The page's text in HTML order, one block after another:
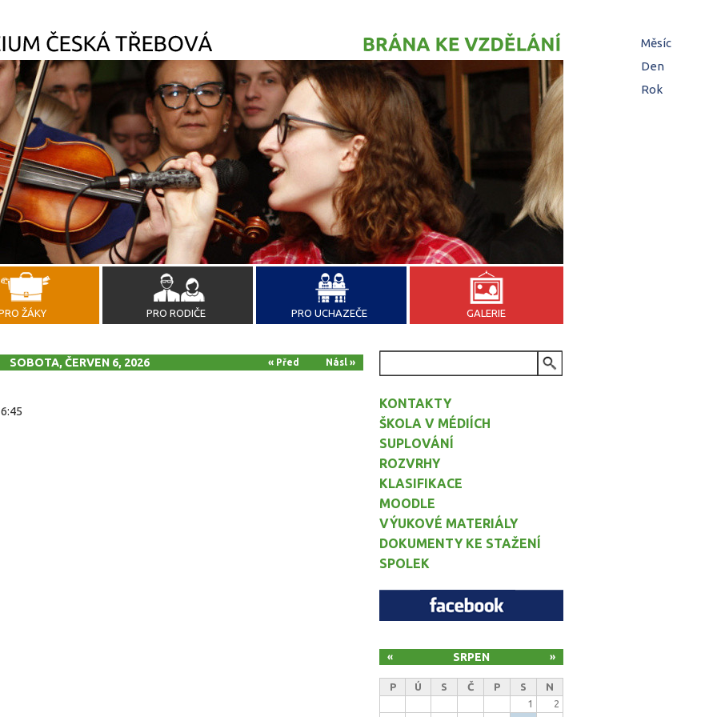
ŽÁKY PRO RODIČE PRO UCHAZEČE GALERIE
SOBOTA, ČERVEN 6, 2026 « Před Násl »
KONTAKTY
ŠKOLA V MÉDIÍCH
SUPLOVÁNÍ
ROZVRHY
KLASIFIKACE
MOODLE
VÝUKOVÉ MATERIÁLY
DOKUMENTY KE STAŽENÍ
SPOLEK
SRPEN
« »
P Ú S Č P S
N
1
2
Měsíc
Den(aktivní
Rok